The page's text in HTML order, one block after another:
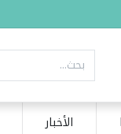
الأخبار